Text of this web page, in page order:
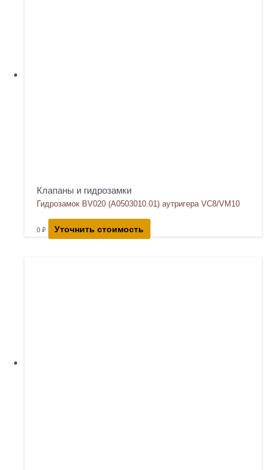
Клапаны и гидрозамки
Гидрозамок BV020 (A0503010.01) аутригера VC8/VM10
0 ₽ Уточнить стоимость